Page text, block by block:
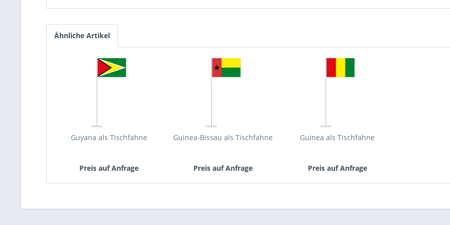
Ähnliche Artikel
Guyana als Tischfahne
Preis auf Anfrage
Guinea-Bissau als Tischfahne
Preis auf Anfrage
Guinea als Tischfahne
Preis auf Anfrage